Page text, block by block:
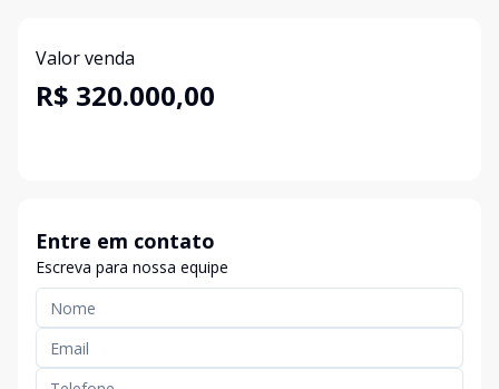
Valor venda
R$ 320.000,00
Entre em contato
Escreva para nossa equipe